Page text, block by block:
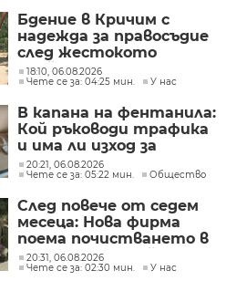
Бдение в Кричим с
надежда за правосъдие
след жестокото
убийство на млад мъж
в Пловдив от
18:10, 06.08.2026
Чете се за: 04:25 мин.
У нас
В капана на фентанила:
Кой ръководи трафика
и има ли изход за
пристрастените?
20:21, 06.08.2026
Чете се за: 05:22 мин.
Общество
След повече от седем
месеца: Нова фирма
поема почистването в
столичните райони
"Слатина", "Подуяне" и
20:31, 06.08.2026
Чете се за: 02:30 мин.
У нас